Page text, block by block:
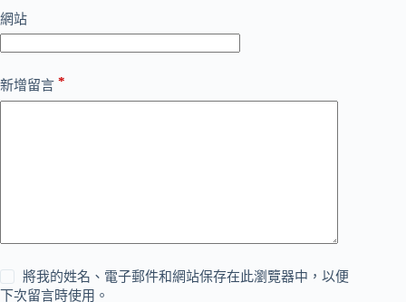
網站
新增留言 *
將我的姓名、電子郵件和網站保存在此瀏覽器中，以便
下次留言時使用。